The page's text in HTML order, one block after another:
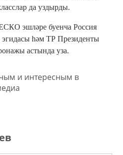
да уздырды.
эшләре буенча Россия
эгидасы һәм ТР Президенты
астында уза.
и интересным в